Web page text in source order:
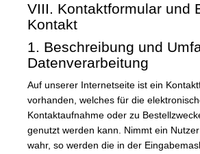
VIII. Kontaktformular und
Kontakt
1. Beschreibung und
Datenverarbeitung
Auf unserer Internetseite ist ein
vorhanden, welches für die
Kontaktaufnahme oder zu
genutzt werden kann. Nimmt ein
wahr, so werden die in der